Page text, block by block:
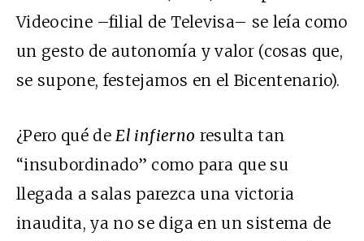
Videocine –filial de Televisa– se leía como
un gesto de autonomía y valor (cosas que,
se supone, festejamos en el Bicentenario).
¿Pero qué de El infierno resulta tan
“insubordinado” como para que su
llegada a salas parezca una victoria
inaudita, ya no se diga en un sistema de